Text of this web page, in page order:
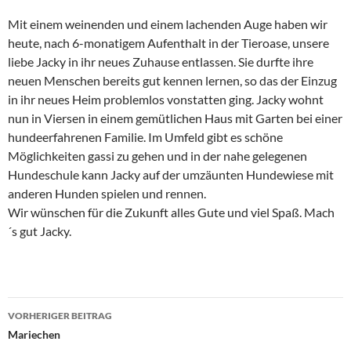
Mit einem weinenden und einem lachenden Auge haben wir
heute, nach 6-monatigem Aufenthalt in der Tieroase, unsere
liebe Jacky in ihr neues Zuhause entlassen. Sie durfte ihre
neuen Menschen bereits gut kennen lernen, so das der Einzug
in ihr neues Heim problemlos vonstatten ging. Jacky wohnt
nun in Viersen in einem gemütlichen Haus mit Garten bei einer
hundeerfahrenen Familie. Im Umfeld gibt es schöne
Möglichkeiten gassi zu gehen und in der nahe gelegenen
Hundeschule kann Jacky auf der umzäunten Hundewiese mit
anderen Hunden spielen und rennen.
Wir wünschen für die Zukunft alles Gute und viel Spaß. Mach
´s gut Jacky.
Beitragsnavigation
VORHERIGER BEITRAG
Mariechen